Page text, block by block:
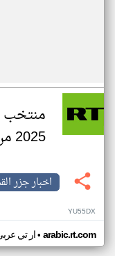
منتخب
2025 من دور المجموعات
اخبار جزر
YU55DX
ار تي• arabic.rt.com